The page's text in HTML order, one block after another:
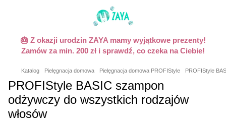
🎂 Z okazji urodzin ZAYA mamy wyjątkowe prezenty!
Zamów za min. 200 zł i sprawdź, co czeka na Ciebie!
Katalog Pielęgnacja domowa Pielęgnacja domowa PROFIStyle PROFIStyle
PROFIStyle BASIC szampon
odżywczy do wszystkich rodzajów
włosów